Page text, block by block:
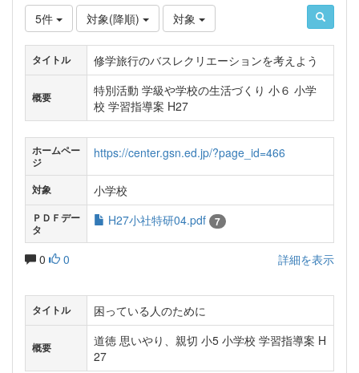
5件 対象(降順) 対象
タイトル 修学旅行のバスレクリエーションを考えよう
概要
特別活動 学級や学校の生活づくり 小６ 小学
校 学習指導案 H27
ホームペー
ジ
https://center.gsn.ed.jp/?page_id=466
対象 小学校
ＰＤＦデー
タ
H27小社特研04.pdf 7
0 0 詳細を表示
タイトル 困っている人のために
概要
道徳 思いやり、親切 小5 小学校 学習指導案 H
27